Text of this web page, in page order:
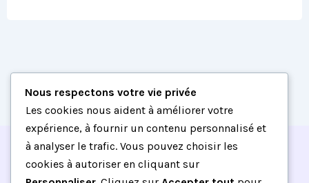
Nous respectons votre vie privée
Les cookies nous aident à améliorer votre
expérience, à fournir un contenu personnalisé et
à analyser le trafic. Vous pouvez choisir les
cookies à autoriser en cliquant sur